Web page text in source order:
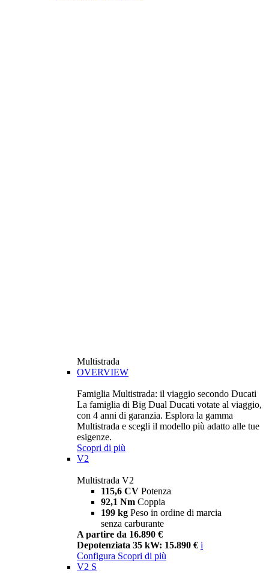
Multistrada
OVERVIEW
Famiglia Multistrada: il viaggio secondo Ducati
La famiglia di Big Dual Ducati votate al viaggio,
con 4 anni di garanzia. Esplora la gamma
Multistrada e scegli il modello più adatto alle tue
esigenze.
Scopri di più
V2
Multistrada V2
115,6 CV Potenza
92,1 Nm Coppia
199 kg Peso in ordine di marcia
senza carburante
A partire da 16.890 €
Depotenziata 35 kW: 15.890 € i
Configura Scopri di più
V2 S